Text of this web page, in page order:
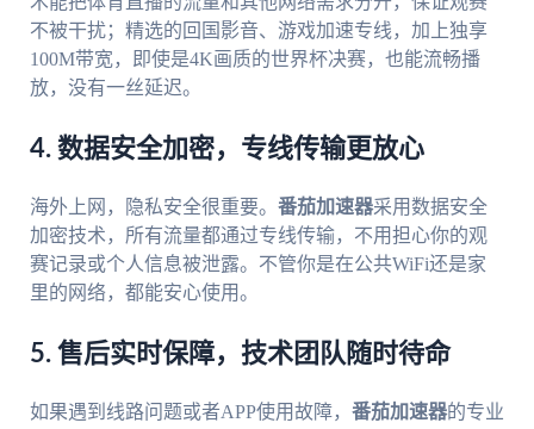
不被干扰；精选的回国影音、游戏加速专线，加上独享
100M带宽，即使是4K画质的世界杯决赛，也能流畅播
放，没有一丝延迟。
4. 数据安全加密，专线传输更放心
海外上网，隐私安全很重要。 番茄加速器采用数据安全
加密技术，所有流量都通过专线传输，不用担心你的观
赛记录或个人信息被泄露。不管你是在公共WiFi还是家
里的网络，都能安心使用。
5. 售后实时保障，技术团队随时待命
如果遇到线路问题或者APP使用故障， 番茄加速器的专业